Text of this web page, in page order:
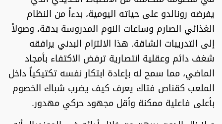
يفرضه رونالدو على حياته اليومية، بدءاً من النظام
الغذائي الصارم وساعات النوم المدروسة بدقة، وصولاً
إلى التدريبات الشاقة. هذا الالتزام البدني يرافقه
شغف دائم وعقلية انتصارية ترفض الاكتفاء بأمجاد
الماضي، مما سمح له بإعادة ابتكار نفسه تكتيكياً داخل
الملعب كقناص فتاك يعرف كيف يضرب شباك الخصوم
بأعلى فاعلية ممكنة وأقل مجهود حركي مهدور.